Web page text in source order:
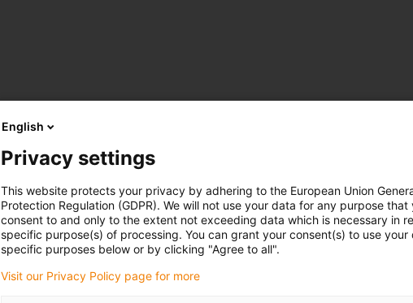
English
Privacy settings
This website protects your privacy by adhering to the European Union
Protection Regulation (GDPR). We will not use your data for any purpose that
consent to and only to the extent not exceeding data which is necessary in
specific purpose(s) of processing. You can grant your consent(s) to use your
specific purposes below or by clicking "Agree to all".
Visit our Privacy Policy page for more